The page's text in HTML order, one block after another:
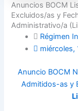
Anuncios BOCM
Excluidos/as y
Administrativo/a
Régimen
miércoles,
Anuncio BOCM
Admitidos-as y